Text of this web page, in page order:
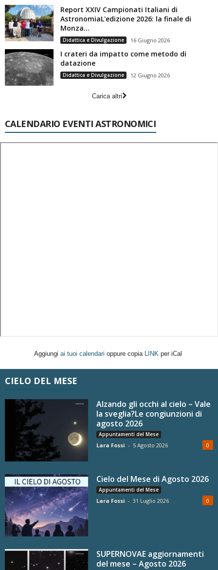
Report XXIV Campionati Italiani di
AstronomiaL'edizione 2026: la finale di
Monza...
Didattica e Divulgazione 16 Giugno 2026
I crateri da impatto come metodo di
datazione
Didattica e Divulgazione 12 Giugno 2026
Carica altri
CALENDARIO EVENTI ASTRONOMICI
Aggiungi ai tuoi calendari oppure copia LINK per iCal
CIELO DEL MESE
Alzando gli occhi al cielo – Vale
la sveglia?Le congiunzioni di
agosto 2026
Appuntamenti del Mese
Lara Fossi - 5 Agosto 2026 0
Cielo del Mese di Agosto 2026
Appuntamenti del Mese
Lara Fossi - 31 Luglio 2026 0
SUPERNOVAE aggiornamenti
del mese – Agosto 2026